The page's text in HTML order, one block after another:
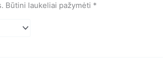
Būtini laukeliai pažymėti *